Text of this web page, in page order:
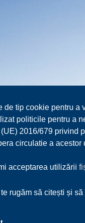
tip cookie pentru
politicile pentru a
2016/679 privind
circulatie a
acceptarea utilizării
rugăm să citești și